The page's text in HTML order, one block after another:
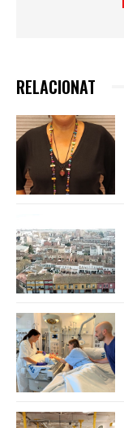
RELACIONAT